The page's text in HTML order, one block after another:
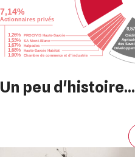
Un peu d'histoire...